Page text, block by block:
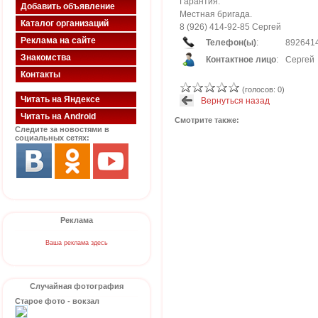
Добавить объявление
Каталог организаций
Реклама на сайте
Знакомства
Контакты
Читать на Яндексе
Читать на Android
Следите за новостями в
социальных сетях:
Реклама
Ваша реклама здесь
Случайная фотография
Старое фото - вокзал
Местная бригада.
8 (926) 414-92-85 Сергей
Телефон(ы):
Контактное лицо: Сергей
(голосов: 0)
Вернуться назад
Смотрите также: